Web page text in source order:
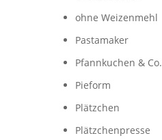
ohne Weizenmehl
Pastamaker
Pfannkuchen & Co.
Pieform
Plätzchen
Plätzchenpresse